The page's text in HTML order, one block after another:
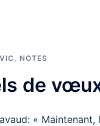
, NOTES
de
« Maintenant,